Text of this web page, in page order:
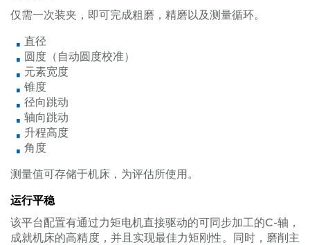
仅需一次装夹，即可完成粗磨，精磨以及测量循环。
直径
圆度（自动圆度校准）
元素宽度
锥度
径向跳动
轴向跳动
升程高度
角度
测量值可存储于机床，为评估所使用。
运行平稳
该平台配置有通过力矩电机直接驱动的可同步加工的C-轴，
成就机床的高精度，并且实现最佳力矩刚性。同时，磨削主